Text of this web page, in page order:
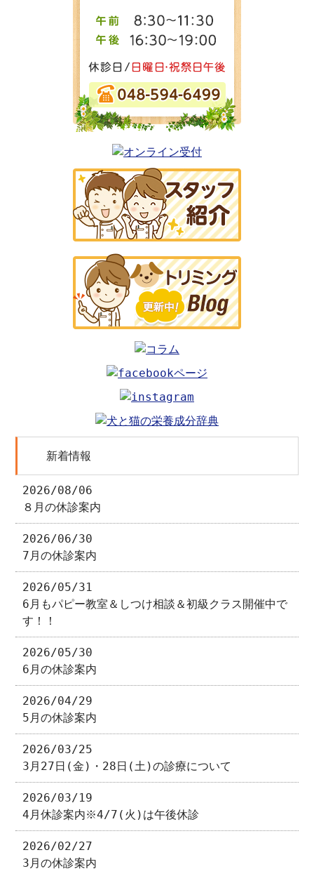
新着情報
2026/08/06
８月の休診案内
2026/06/30
7月の休診案内
2026/05/31
6月もパピー教室＆しつけ相談＆初級クラス開催中で
す！！
2026/05/30
6月の休診案内
2026/04/29
5月の休診案内
2026/03/25
3月27日(金)・28日(土)の診療について
2026/03/19
4月休診案内※4/7(火)は午後休診
2026/02/27
3月の休診案内